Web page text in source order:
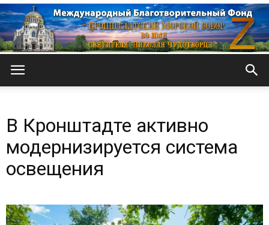
Морской
В Кронштадте активно
модернизируется система
освещения